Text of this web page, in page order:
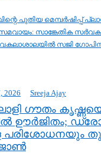
പുതിയ മെമ്പർഷിപ്പ്
സാങ്കേതിക
സജി
2026 Sreeja Ajay
ഗൗതം
ഊർജിതം;
പരിശോധനയും